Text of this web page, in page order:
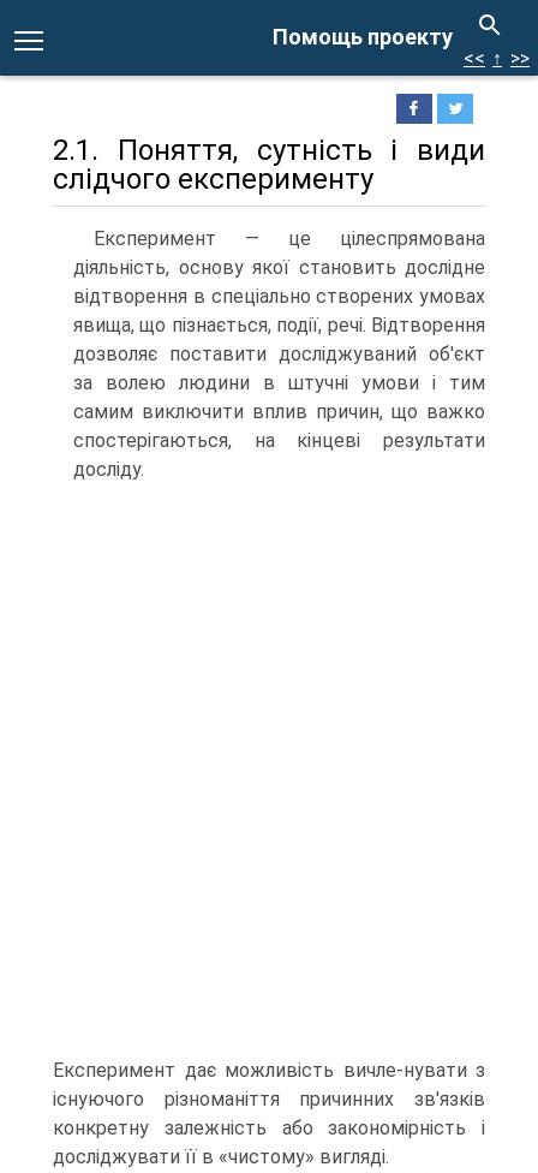
Помощь проекту
<< ↑ >>
2.1. Поняття, сутність і види
слідчого експерименту
Експеримент — це цілеспрямована
діяльність, основу якої становить дослідне
відтворення в спеціально створених умовах
явища, що пізнається, події, речі. Відтворення
дозволяє поставити досліджуваний об'єкт
за волею людини в штучні умови і тим
самим виключити вплив причин, що важко
спостерігаються, на кінцеві результати
досліду.
Експеримент дає можливість вичле-нувати з
існуючого різноманіття причинних зв'язків
конкретну залежність або закономірність і
досліджувати її в «чистому» вигляді.